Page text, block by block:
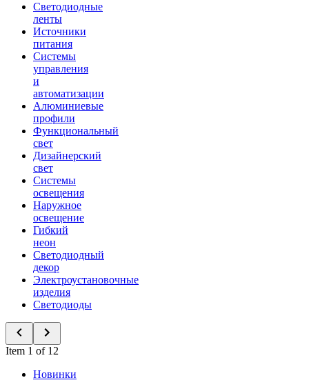
Светодиодные
ленты
Источники
питания
Системы
управления
и
автоматизации
Алюминиевые
профили
Функциональный
свет
Дизайнерский
свет
Системы
освещения
Наружное
освещение
Гибкий
неон
Светодиодный
декор
Электроустановочные
изделия
Светодиоды
Item 1 of 12
Новинки